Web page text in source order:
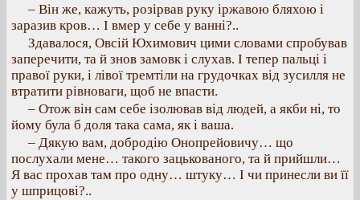
– Він же, кажуть, розірвав руку іржавою бляхою і
заразив кров… І вмер у себе у ванні?..
Здавалося, Овсій Юхимович цими словами спробував
заперечити, та й знов замовк і слухав. І тепер пальці і
правої руки, і лівої тремтіли на грудочках від зусилля не
втратити рівноваги, щоб не впасти.
– Отож він сам себе ізолював від людей, а якби ні, то
йому була б доля така сама, як і ваша.
– Дякую вам, добродію Онопрейовичу… що
послухали мене… такого зацькованого, та й прийшли…
Я вас прохав там про одну… штуку… І чи принесли ви її
у шприцові?..